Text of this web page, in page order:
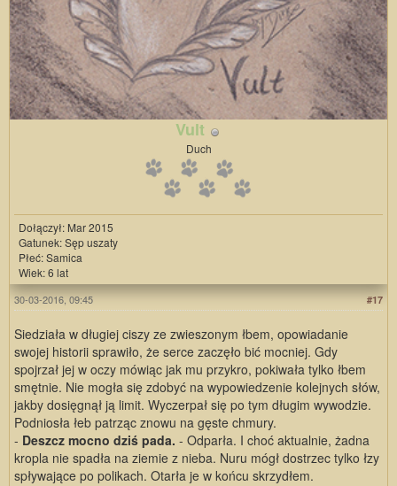
Vult
Duch
Dołączył: Mar 2015
Gatunek: Sęp uszaty
Płeć: Samica
Wiek: 6 lat
#17
30-03-2016, 09:45
Siedziała w długiej ciszy ze zwieszonym łbem, opowiadanie
swojej historii sprawiło, że serce zaczęło bić mocniej. Gdy
spojrzał jej w oczy mówiąc jak mu przykro, pokiwała tylko łbem
smętnie. Nie mogła się zdobyć na wypowiedzenie kolejnych słów,
jakby dosięgnął ją limit. Wyczerpał się po tym długim wywodzie.
Podniosła łeb patrząc znowu na gęste chmury.
- Deszcz mocno dziś pada. - Odparła. I choć aktualnie, żadna
kropla nie spadła na ziemie z nieba. Nuru mógł dostrzec tylko łzy
spływające po polikach. Otarła je w końcu skrzydłem.